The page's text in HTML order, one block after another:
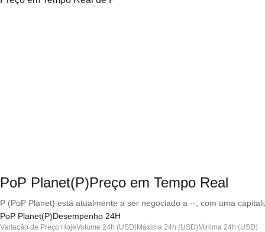
PoP Planet(P)Preço em Tempo Real
P (PoP Planet) está atualmente a ser negociado a --, com uma
PoP Planet(P)Desempenho 24H
Variação de Preço HojeVolume 24h (USD)Máxima 24h (USD)Mínima 24h (USD)